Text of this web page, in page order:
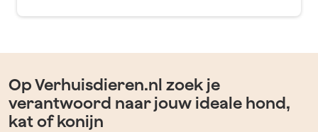
Op Verhuisdieren.nl zoek je
verantwoord naar jouw ideale hond,
kat of konijn